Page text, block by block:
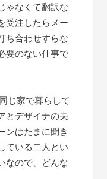
ゃなくて翻訳な
受注したらメー
ち合わせすらな
要のない仕事で
じ家で暮らして
とデザイナの夫
ンはたまに聞き
ている二人とい
なので、どんな